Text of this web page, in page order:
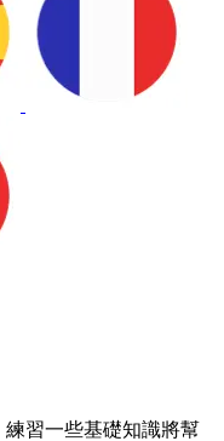
習一些基礎知識將幫